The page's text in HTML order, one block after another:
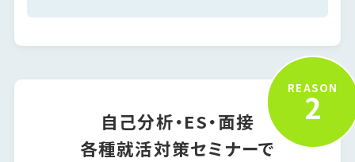
REASON
2
自己分析・ES・面接
各種就活対策セミナーで